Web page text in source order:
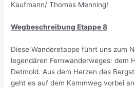
Kaufmann/ Thomas Menning!
Wegbeschreibung Etappe 8
Diese Wanderetappe führt uns zum
legendären Fernwanderweges: dem
Detmold. Aus dem Herzen des
geht es auf dem Kammweg vorbei